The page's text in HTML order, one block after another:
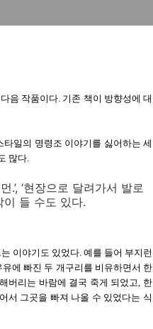
음 작품이다. 기존 책이 방향성에 대
타일의 명령조 이야기를 싫어하는 세
많다.
.’, ‘현장으로 달려가서 발로
이 들 수도 있다.
이야기도 있었다. 예를 들어 부지런
에 빠진 두 개구리를 비유하면서 한
버리는 바람에 결국 죽게 되었고, 한
서 그곳을 빠져 나올 수 있었다는 식